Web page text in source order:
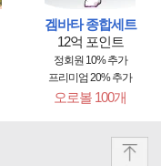
겜바타 종합세트
12억 포인트
정회원 10% 추가
프리미엄 20% 추가
오로볼 100개